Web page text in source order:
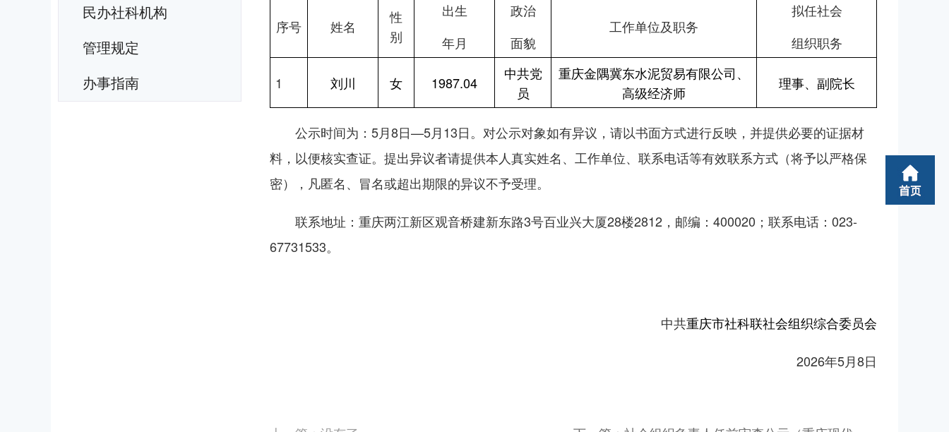
民办社科机构
管理规定
办事指南
序号 姓名
性
别
出生
年月
政治
面貌
工作单位及职务
拟任社会
组织职务
1 刘川 女 1987.04
中共党
员
重庆金隅冀东水泥贸易有限公司、
高级经济师
理事、副院长
公示时间为：5月8日—5月13日。对公示对象如有异议，请以书面方式进行反映，并提供必要的证据材
料，以便核实查证。提出异议者请提供本人真实姓名、工作单位、联系电话等有效联系方式（将予以严格保
密），凡匿名、冒名或超出期限的异议不予受理。
联系地址：重庆两江新区观音桥建新东路3号百业兴大厦28楼2812，邮编：400020；联系电话：023-
67731533。
中共重庆市社科联社会组织综合委员会
2026年5月8日